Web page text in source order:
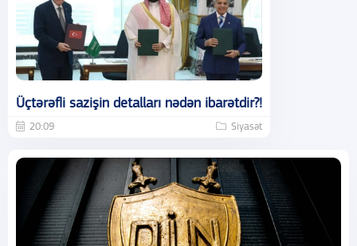
Üçtərəfli sazişin detalları nədən ibarətdir?!
20:09 Siyasət